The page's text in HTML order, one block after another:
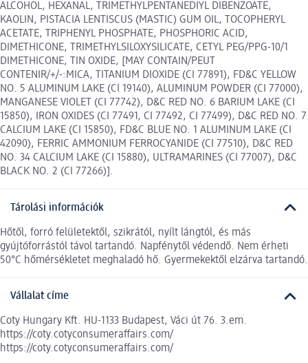
ALCOHOL, HEXANAL, TRIMETHYLPENTANEDIYL DIBENZOATE,
KAOLIN, PISTACIA LENTISCUS (MASTIC) GUM OIL, TOCOPHERYL
ACETATE, TRIPHENYL PHOSPHATE, PHOSPHORIC ACID,
DIMETHICONE, TRIMETHYLSILOXYSILICATE, CETYL PEG/PPG-10/1
DIMETHICONE, TIN OXIDE, [MAY CONTAIN/PEUT
CONTENIR/+/-:MICA, TITANIUM DIOXIDE (CI 77891), FD&C YELLOW
NO. 5 ALUMINUM LAKE (CI 19140), ALUMINUM POWDER (CI 77000),
MANGANESE VIOLET (CI 77742), D&C RED NO. 6 BARIUM LAKE (CI
15850), IRON OXIDES (CI 77491, CI 77492, CI 77499), D&C RED NO. 7
CALCIUM LAKE (CI 15850), FD&C BLUE NO. 1 ALUMINUM LAKE (CI
42090), FERRIC AMMONIUM FERROCYANIDE (CI 77510), D&C RED
NO. 34 CALCIUM LAKE (CI 15880), ULTRAMARINES (CI 77007), D&C
BLACK NO. 2 (CI 77266)].
Tárolási információk
Hőtől, forró felületektől, szikrától, nyílt lángtól, és más
gyújtóforrástól távol tartandó. Napfénytől védendő. Nem érheti
50°C hőmérsékletet meghaladó hő. Gyermekektől elzárva tartandó.
Vállalat címe
Coty Hungary Kft. HU-1133 Budapest, Váci út 76. 3.em.
https://coty.cotyconsumeraffairs.com/
https://coty.cotyconsumeraffairs.com/